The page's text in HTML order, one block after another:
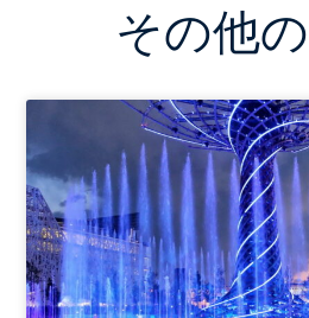
その他の